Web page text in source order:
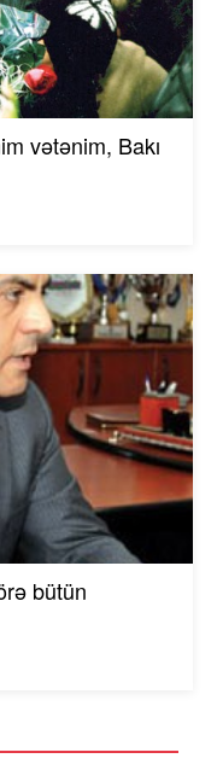
vətənim, Bakı
bütün